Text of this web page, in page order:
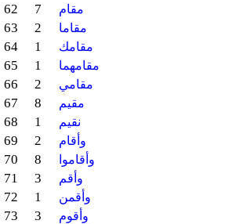
62 7 مقام
63 2 مقاما
64 1 مقامك
65 1 مقامهما
66 2 مقامي
67 8 مقيم
68 1 نقيم
69 2 وأقام
70 8 وأقاموا
71 3 وأقم
72 1 وأقمن
73 3 وأقوم